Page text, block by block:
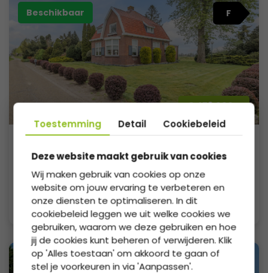
F
Beschikbaar
€ 479.000,-
Pieter venemakade 177
9605 PN Kiel-windeweer
136m² 3 1930
Onder bod
Toestemming Detail Cookiebeleid
Deze website maakt gebruik van cookies
Wij maken gebruik van cookies op onze
website om jouw ervaring te verbeteren en
onze diensten te optimaliseren. In dit
cookiebeleid leggen we uit welke cookies we
gebruiken, waarom we deze gebruiken en hoe
jij de cookies kunt beheren of verwijderen. Klik
op 'Alles toestaan' om akkoord te gaan of
stel je voorkeuren in via 'Aanpassen'.